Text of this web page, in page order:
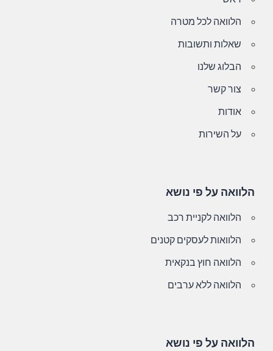
הלוואה לכל מטרה
שאלות ותשובות
הבלוג שלנו
צור קשר
אודות
על השירות
הלוואה על פי נושא
הלוואה לקניית רכב
הלוואות לעסקים קטנים
הלוואה חוץ בנקאית
הלוואה ללא ערבים
הלוואה על פי נושא